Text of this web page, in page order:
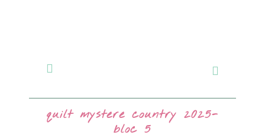
quilt mystere country 2025-
bloc 5